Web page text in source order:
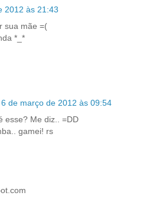
2012 às 21:43
sua mãe =(
*_*
6 de março de 2012 às 09:54
esse? Me diz.. =DD
gamei! rs